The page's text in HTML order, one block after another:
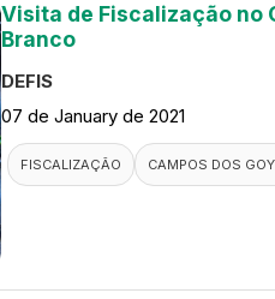
Visita de Fiscalização no
Branco
DEFIS
07 de January de 2021
FISCALIZAÇÃO CAMPOS DOS